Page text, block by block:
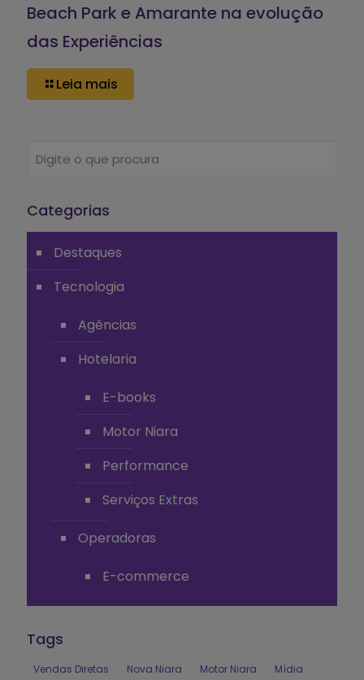
Beach Park e Amarante na evolução
das Experiências
Leia mais
Categorias
Destaques
Tecnologia
Agências
Hotelaria
E-books
Motor Niara
Performance
Serviços Extras
Operadoras
E-commerce
Tags
Vendas Diretas Nova Niara Motor Niara
Mídia